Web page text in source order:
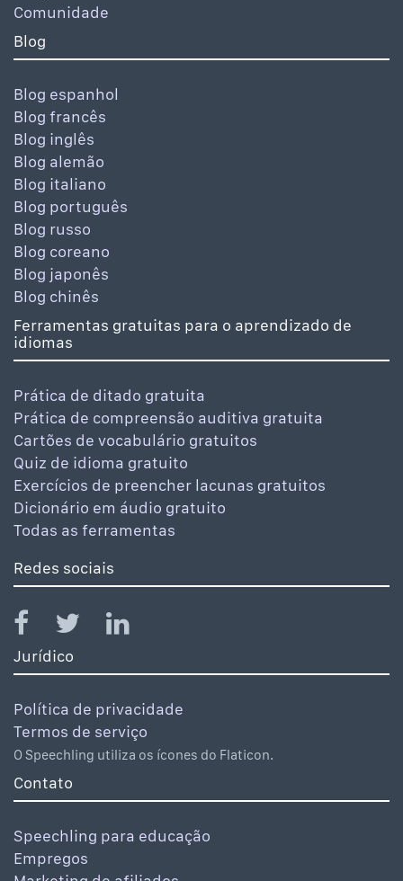
Comunidade
Blog
Blog espanhol
Blog francês
Blog inglês
Blog alemão
Blog italiano
Blog português
Blog russo
Blog coreano
Blog japonês
Blog chinês
Ferramentas gratuitas para o aprendizado de
idiomas
Prática de ditado gratuita
Prática de compreensão auditiva gratuita
Cartões de vocabulário gratuitos
Quiz de idioma gratuito
Exercícios de preencher lacunas gratuitos
Dicionário em áudio gratuito
Todas as ferramentas
Redes sociais
Jurídico
Política de privacidade
Termos de serviço
O Speechling utiliza os ícones do Flaticon.
Contato
Speechling para educação
Empregos